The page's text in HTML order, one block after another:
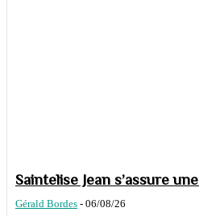
Saintelise Jean s’assure
Gérald Bordes - 06/08/26